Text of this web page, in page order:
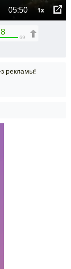
05:50 1x
69
рекламы!